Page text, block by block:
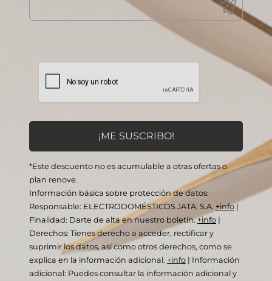
*Este descuento no es acumulable a otras ofertas o
plan renove.
Información básica sobre protección de datos:
Responsable: ELECTRODOMÉSTICOS JATA, S.A. +info |
Finalidad: Darte de alta en nuestro boletín.+info |
Derechos: Tienes derecho a acceder, rectificar y
suprimir los datos, así como otros derechos, como se
explica en la información adicional. +info | Información
adicional: Puedes consultar la información adicional y